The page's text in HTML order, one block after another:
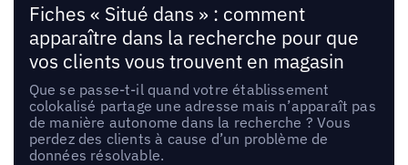
Fiches « Situé dans » : comment
apparaître dans la recherche pour que
vos clients vous trouvent en magasin
Que se passe-t-il quand votre établissement
colokalisé partage une adresse mais n’apparaît pas
de manière autonome dans la recherche ? Vous
perdez des clients à cause d’un problème de
données résolvable.